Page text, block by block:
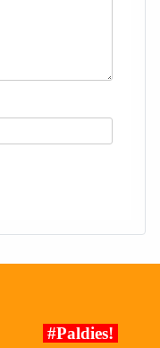
#Paldies!